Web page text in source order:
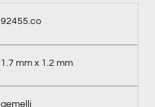
92455.co
1.7 mm x 1.2 mm
gemelli